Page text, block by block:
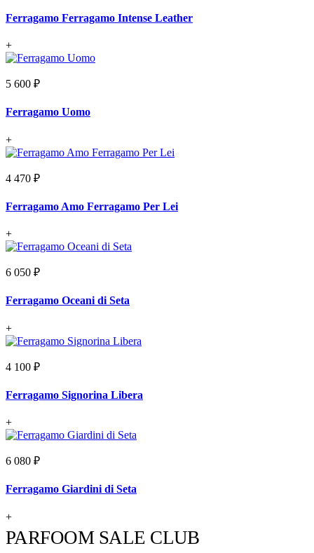
Ferragamo Ferragamo Intense Leather
+
5 600 ₽
Ferragamo Uomo
+
4 470 ₽
Ferragamo Amo Ferragamo Per Lei
+
6 050 ₽
Ferragamo Oceani di Seta
+
4 100 ₽
Ferragamo Signorina Libera
+
6 080 ₽
Ferragamo Giardini di Seta
+
PARFOOM SALE CLUB